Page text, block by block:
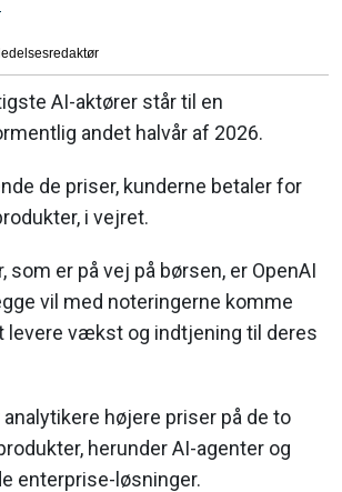
AI-aktører står til en
andet halvår af 2026.
de priser, kunderne betaler for
i vejret.
som er på vej på børsen, er OpenAI
vil med noteringerne komme
levere vækst og indtjening til deres
højere priser på de to
herunder AI-agenter og
enterprise-løsninger.